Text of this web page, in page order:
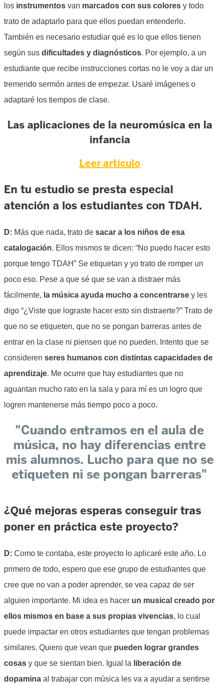
los instrumentos van marcados con sus colores y todo
trato de adaptarlo para que ellos puedan entenderlo.
También es necesario estudiar qué es lo que ellos tienen
según sus dificultades y diagnósticos. Por ejemplo, a un
estudiante que recibe instrucciones cortas no le voy a dar un
tremendo sermón antes de empezar. Usaré imágenes o
adaptaré los tiempos de clase.
Las aplicaciones de la neuromúsica en la
infancia
Leer artículo
En tu estudio se presta especial
atención a los estudiantes con TDAH.
D: Más que nada, trato de sacar a los niños de esa
catalogación. Ellos mismos te dicen: “No puedo hacer esto
porque tengo TDAH” Se etiquetan y yo trato de romper un
poco eso. Pese a que sé que se van a distraer más
fácilmente, la música ayuda mucho a concentrarse y les
digo “¿Viste que lograste hacer esto sin distraerte?” Trato de
que no se etiqueten, que no se pongan barreras antes de
entrar en la clase ni piensen que no pueden. Intento que se
consideren seres humanos con distintas capacidades de
aprendizaje. Me ocurre que hay estudiantes que no
aguantan mucho rato en la sala y para mí es un logro que
logren mantenerse más tiempo poco a poco.
"Cuando entramos en el aula de
música, no hay diferencias entre
mis alumnos. Lucho para que no se
etiqueten ni se pongan barreras"
¿Qué mejoras esperas conseguir tras
poner en práctica este proyecto?
D: Como te contaba, este proyecto lo aplicaré este año. Lo
primero de todo, espero que ese grupo de estudiantes que
cree que no van a poder aprender, se vea capaz de ser
alguien importante. Mi idea es hacer un musical creado por
ellos mismos en base a sus propias vivencias, lo cual
puede impactar en otros estudiantes que tengan problemas
similares. Quiero que vean que pueden lograr grandes
cosas y que se sientan bien. Igual la liberación de
dopamina al trabajar con música les va a ayudar a sentirse